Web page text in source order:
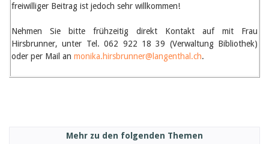
freiwilliger Beitrag ist jedoch sehr willkommen!
Nehmen Sie bitte frühzeitig direkt Kontakt auf mit Frau
Hirsbrunner, unter Tel. 062 922 18 39 (Verwaltung Bibliothek)
oder per Mail an monika.hirsbrunner@langenthal.ch.
Mehr zu den folgenden Themen